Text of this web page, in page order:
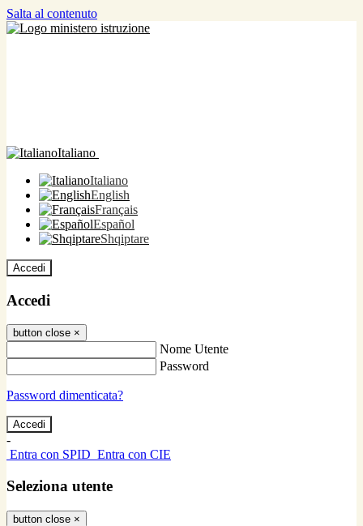
Salta al contenuto
Italiano
Italiano
English
Français
Español
Shqiptare
Accedi
Accedi
button close ×
Nome Utente
Password
Password dimenticata?
-
Entra con SPID Entra con CIE
Seleziona utente
button close ×